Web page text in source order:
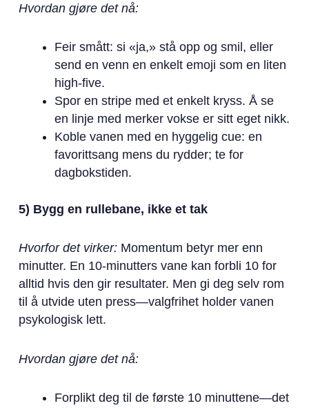
Hvordan gjøre det nå:
Feir smått: si «ja,» stå opp og smil, eller
send en venn en enkelt emoji som en liten
high-five.
Spor en stripe med et enkelt kryss. Å se
en linje med merker vokse er sitt eget nikk.
Koble vanen med en hyggelig cue: en
favorittsang mens du rydder; te for
dagbokstiden.
5) Bygg en rullebane, ikke et tak
Hvorfor det virker:Momentum betyr mer enn
minutter. En 10-minutters vane kan forbli 10 for
alltid hvis den gir resultater. Men gi deg selv rom
til å utvide uten press—valgfrihet holder vanen
psykologisk lett.
Hvordan gjøre det nå:
Forplikt deg til de første 10 minuttene—det